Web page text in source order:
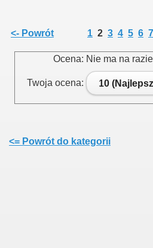
<- Powrót 1 2 3 4 5 6 7
Ocena: Nie ma na
Twoja ocena: 10
<= Powrót do kategorii